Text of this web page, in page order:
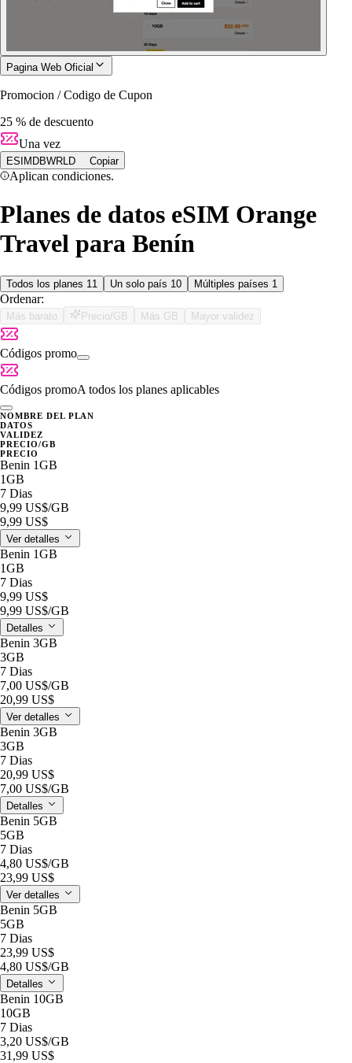
Pagina Web Oficial
Promocion / Codigo de Cupon
25 % de descuento
Una vez
ESIMDBWRLD Copiar
Aplican condiciones.
Planes de datos eSIM Orange
Travel para Benín
Todos los planes 11 Un solo país 10 Múltiples países 1
Ordenar:
Más barato Precio/GB Más GB Mayor validez
Códigos promo
Códigos promoA todos los planes aplicables
NOMBRE DEL PLAN
DATOS
VALIDEZ
PRECIO/GB
PRECIO
Benin 1GB
1GB
7 Dias
9,99 US$/GB
9,99 US$
Ver detalles
Benin 1GB
1GB
7 Dias
9,99 US$
9,99 US$/GB
Detalles
Benin 3GB
3GB
7 Dias
7,00 US$/GB
20,99 US$
Ver detalles
Benin 3GB
3GB
7 Dias
20,99 US$
7,00 US$/GB
Detalles
Benin 5GB
5GB
7 Dias
4,80 US$/GB
23,99 US$
Ver detalles
Benin 5GB
5GB
7 Dias
23,99 US$
4,80 US$/GB
Detalles
Benin 10GB
10GB
7 Dias
3,20 US$/GB
31,99 US$